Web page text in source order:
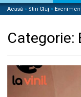
Acasă » Stiri Cluj »
Categorie: